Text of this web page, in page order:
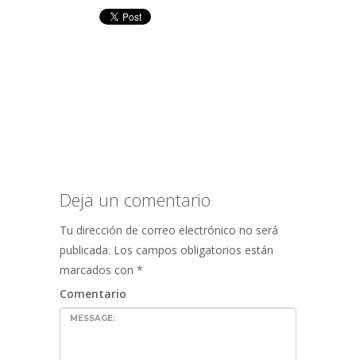
Deja un comentario
Tu dirección de correo electrónico no será
publicada. Los campos obligatorios están
marcados con *
Comentario